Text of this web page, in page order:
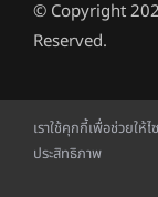
© Copyright
Reserved.
เราใช้คุกกี้เพื่อช่วยให้
ประสิทธิภาพ